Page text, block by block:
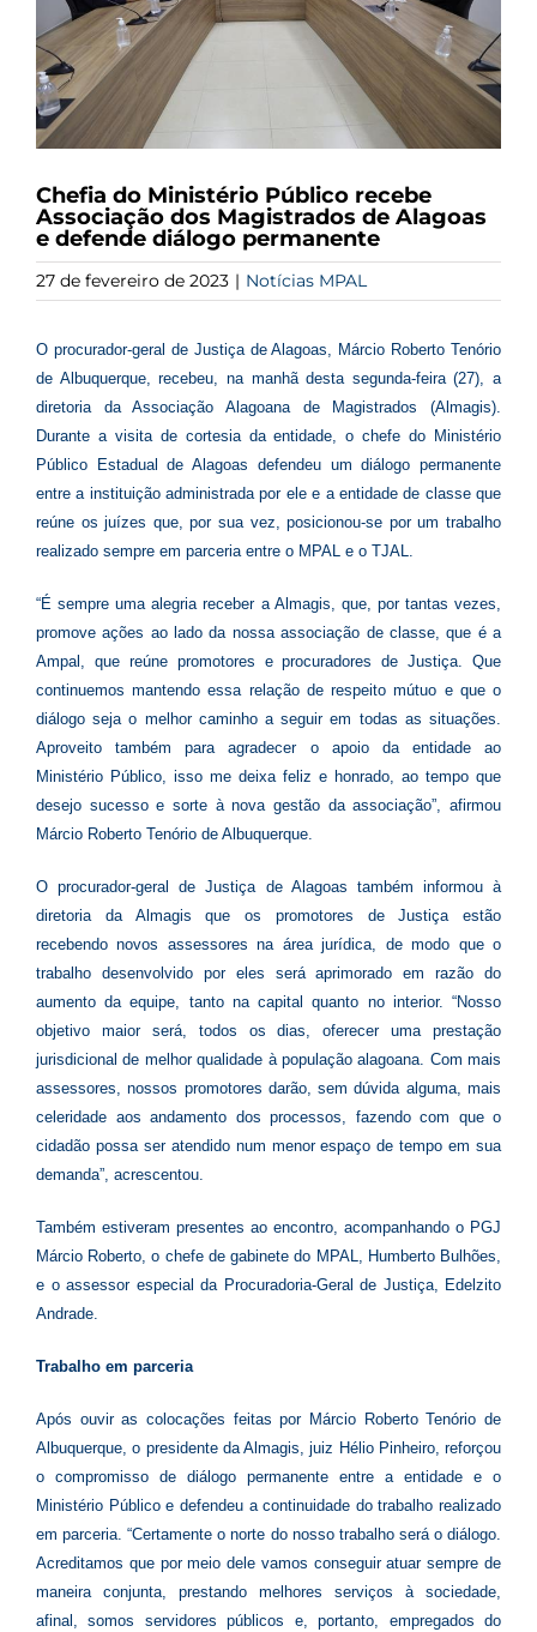
Chefia do Ministério Público recebe
Associação dos Magistrados de Alagoas
e defende diálogo permanente
27 de fevereiro de 2023 | Notícias MPAL
O procurador-geral de Justiça de Alagoas, Márcio Roberto Tenório
de Albuquerque, recebeu, na manhã desta segunda-feira (27), a
diretoria da Associação Alagoana de Magistrados (Almagis).
Durante a visita de cortesia da entidade, o chefe do Ministério
Público Estadual de Alagoas defendeu um diálogo permanente
entre a instituição administrada por ele e a entidade de classe que
reúne os juízes que, por sua vez, posicionou-se por um trabalho
realizado sempre em parceria entre o MPAL e o TJAL.
“É sempre uma alegria receber a Almagis, que, por tantas vezes,
promove ações ao lado da nossa associação de classe, que é a
Ampal, que reúne promotores e procuradores de Justiça. Que
continuemos mantendo essa relação de respeito mútuo e que o
diálogo seja o melhor caminho a seguir em todas as situações.
Aproveito também para agradecer o apoio da entidade ao
Ministério Público, isso me deixa feliz e honrado, ao tempo que
desejo sucesso e sorte à nova gestão da associação”, afirmou
Márcio Roberto Tenório de Albuquerque.
O procurador-geral de Justiça de Alagoas também informou à
diretoria da Almagis que os promotores de Justiça estão
recebendo novos assessores na área jurídica, de modo que o
trabalho desenvolvido por eles será aprimorado em razão do
aumento da equipe, tanto na capital quanto no interior. “Nosso
objetivo maior será, todos os dias, oferecer uma prestação
jurisdicional de melhor qualidade à população alagoana. Com mais
assessores, nossos promotores darão, sem dúvida alguma, mais
celeridade aos andamento dos processos, fazendo com que o
cidadão possa ser atendido num menor espaço de tempo em sua
demanda”, acrescentou.
Também estiveram presentes ao encontro, acompanhando o PGJ
Márcio Roberto, o chefe de gabinete do MPAL, Humberto Bulhões,
e o assessor especial da Procuradoria-Geral de Justiça, Edelzito
Andrade.
Trabalho em parceria
Após ouvir as colocações feitas por Márcio Roberto Tenório de
Albuquerque, o presidente da Almagis, juiz Hélio Pinheiro, reforçou
o compromisso de diálogo permanente entre a entidade e o
Ministério Público e defendeu a continuidade do trabalho realizado
em parceria. “Certamente o norte do nosso trabalho será o diálogo.
Acreditamos que por meio dele vamos conseguir atuar sempre de
maneira conjunta, prestando melhores serviços à sociedade,
afinal, somos servidores públicos e, portanto, empregados do